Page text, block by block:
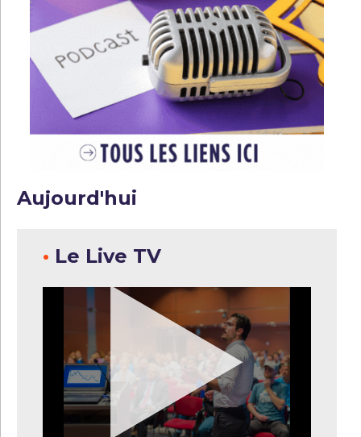
Aujourd'hui
• Le Live TV